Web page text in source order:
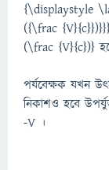
{\displaystyle
({\frac
(\frac {V}{c})}
পর্যবেক্ষক যখন
নিকাশও হবে
-V ।